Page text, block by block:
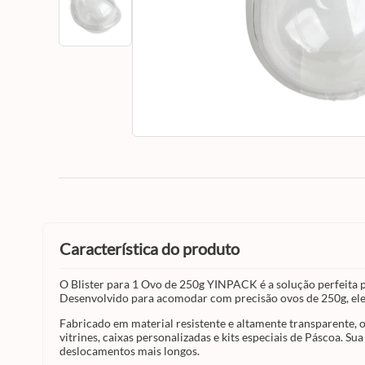
característica do produto
O Blister para 1 Ovo de 250g YINPACK é a solução
Desenvolvido para acomodar com precisão ovos de 250g,
Fabricado em material resistente e altamente
vitrines, caixas personalizadas e kits especiais de Páscoa.
deslocamentos mais longos.